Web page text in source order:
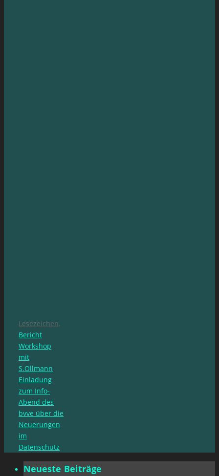
Lesezeichen.
Bericht
Workshop
mit
S.Ollmann
Einladung
zum Info-
Abend des
bvve über die
Neuerungen
im
Datenschutz
Neueste Beiträge